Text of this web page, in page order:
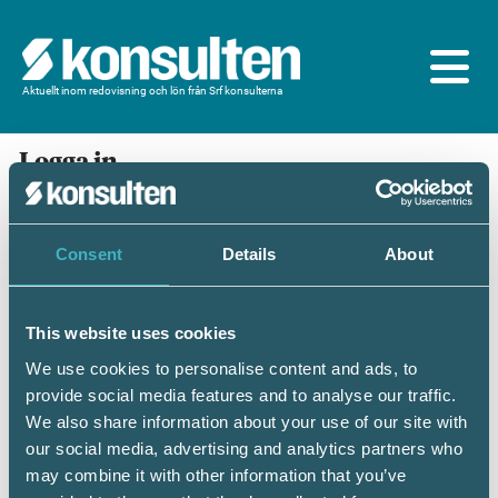
Consent Details About
This website uses cookies
We use cookies to personalise content and ads, to
provide social media features and to analyse our traffic.
We also share information about your use of our site with
our social media, advertising and analytics partners who
may combine it with other information that you’ve
Aktuellt inom redovisning och lön från Srf konsulterna
Logga in
En prenumeration ingår för dig som är
medlem/ansluten till Srf konsulterna. Du loggar in
med BankID eller samma lösenord som du har på
Mobilt BankID
Personnummer(ÅÅÅÅMMDDNNNN)